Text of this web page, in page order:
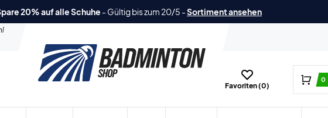
20% auf alle Schuhe - Gültig bis zum 20/5 -Sortiment ansehen
Favoriten (0)
0